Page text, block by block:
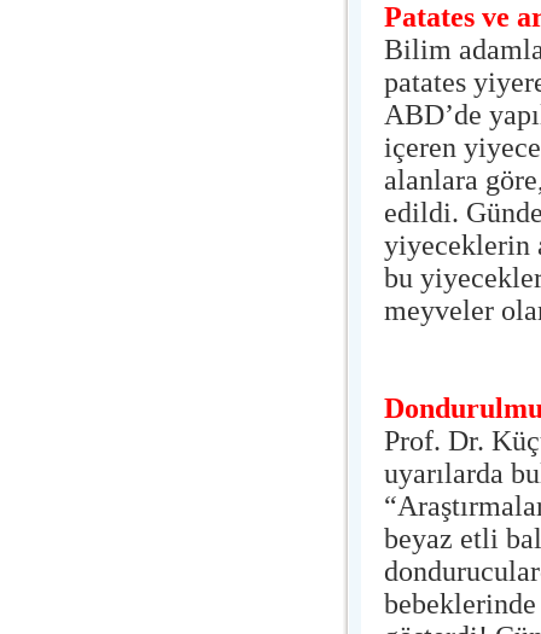
Patates ve
Bilim
patates
ABD’de
içeren
alanlara
edildi.
yiyeceklerin
bu
meyveler
Prof. Dr.
uyarılarda
beyaz etli